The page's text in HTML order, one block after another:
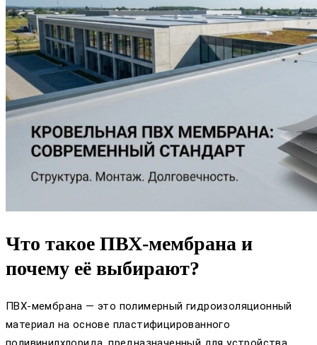
Что такое ПВХ-мембрана и
почему её выбирают?
ПВХ-мембрана — это полимерный гидроизоляционный
материал на основе пластифицированного